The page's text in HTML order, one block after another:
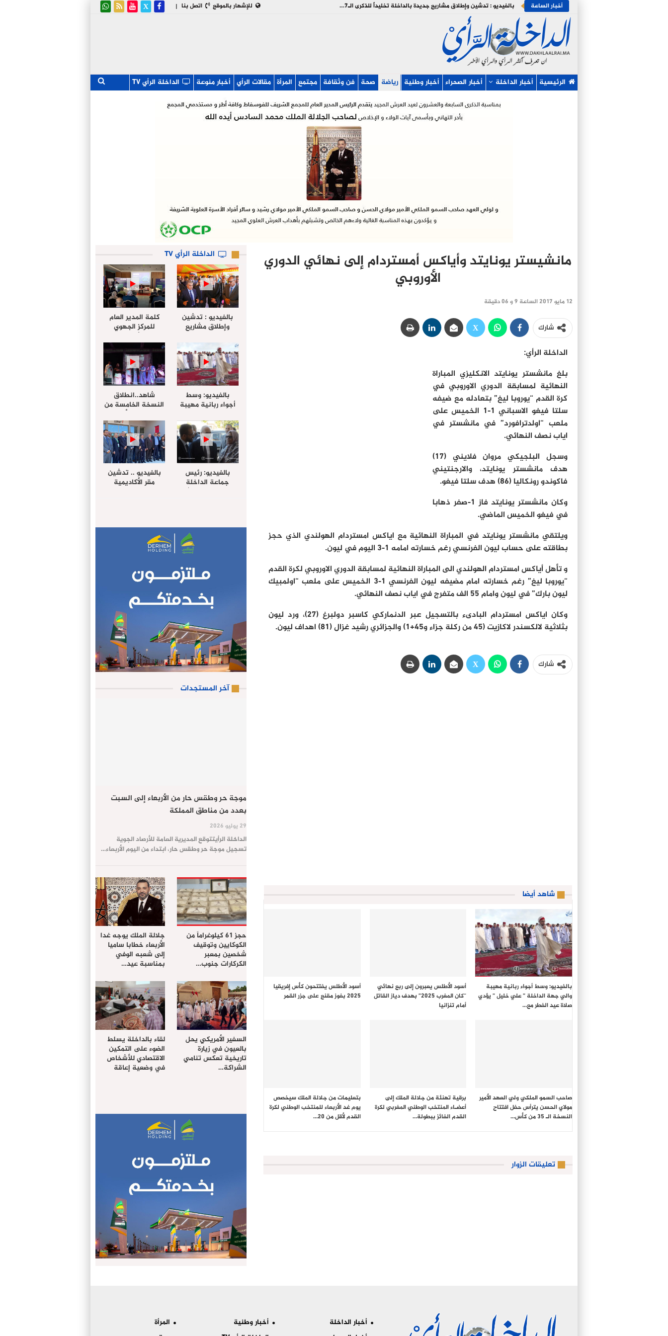
| اتصل بنا للإشهار بالموقع أخبار الساعة بالفيديو : تدشين وإطلاق مشاريع جديدة بالداخلة تخليداً للذكرى الـ27 لعيد العرش
الرئيسية أخبار الداخلة أخبار الصحراء أخبار وطنية رياضة صحة فن وثقافة مجتمع المرأة مقالات الرأي أخبار منوعة الداخلة الرأي TV
مانشيستر يونايتد وأياكس أمستردام إلى نهائي الدوري
الأوروبي
12 مايو 2017 الساعة 9 و 06 دقيقة
شارك
الداخلة الرأي:
بلغ مانشستر يونايتد الانكليزي المباراة
النهائية لمسابقة الدوري الاوروبي في
كرة القدم “يوروبا ليغ” بتعادله مع ضيفه
سلتا فيغو الاسباني 1-1 الخميس على
ملعب “اولدترافورد” في مانشستر في
اياب نصف النهائي.
وسجل البلجيكي مروان فلايني (17)
هدف مانشستر يونايتد، والارجنتيني
فاكوندو رونكاليا (86) هدف سلتا فيغو.
وكان مانشستر يونايتد فاز 1-صفر ذهابا
في فيغو الخميس الماضي.
ويلتقي مانشستر يونايتد في المباراة النهائية مع اياكس امستردام الهولندي الذي حجز
بطاقته على حساب ليون الفرنسي رغم خسارته امامه 1-3 اليوم في ليون.
و تأهل أياكس امستردام الهولندي الى المباراة النهائية لمسابقة الدوري الاوروبي لكرة القدم
“يوروبا ليغ” رغم خسارته امام مضيفه ليون الفرنسي 1-3 الخميس على ملعب “اولمبيك
ليون بارك” في ليون وامام 55 الف متفرج في اياب نصف النهائي.
وكان اياكس امستردام البادىء بالتسجيل عبر الدنماركي كاسبر دولبرغ (27)، ورد ليون
بثلاثية لالكسندر لاكازيت (45 من ركلة جزاء و45+1) والجزائري رشيد غزال (81) اهداف ليون.
شارك
شاهد أيضا
بالفيديو: وسط أجواء ربانية مهيبة
والي جهة الداخلة ” علي خليل ” يؤدي
صلاة عيد الفطر مع…
أسود الأطلس يعبرون إلى ربع نهائي
“كان المغرب 2025” بهدف دياز القاتل
أمام تنزانيا
أسود الأطلس يفتتحون كأس إفريقيا
2025 بفوز مقنع على جزر القمر
صاحب السمو الملكي ولي العهد الأمير
مولاي الحسن يترأس حفل افتتاح
النسخة الـ 35 من كأس…
برقية تهنئة من جلالة الملك إلى
أعضـاء المنتخب الوطني المغربي لكرة
القدم الفائز ببطولة…
بتعليمات من جلالة الملك سيخصص
يوم غد الأربعاء للمنتخب الوطني لكرة
القدم لأقل من 20…
تعليقات الزوار
الداخلة الرأي TV
بالفيديو : تدشين
وإطلاق مشاريع
لعيد العرش
كلمة المدير العام
للمركز الجهوي
للإستثمار خلال
أشغال لإجتماع
التقييمي للجنة
الجهوية الموحد
لإستثمار بجهة
الداخلة…
بالفيديو: وسط
أجواء ربانية مهيبة
علي خليل ” يؤدي
صلاة عيد الفطر مع
جموع المصلين
شاهد..انطلاق
النسخة الخامسة من
مهرجان “الأمداح
النبوية” المنظم من
طرف مجلس جهة
الداخلة وادي الذهب
بالفيديو: رئيس
جماعة الداخلة
الراغب حرمة الله
الامريكية
بالفيديو .. تدشين
مقر الأكاديمية
آخر المستجدات
موجة حر وطقس حار من الأربعاء إلى السبت
بعدد من مناطق المملكة
29 يوليو 2026
الداخلة الرأيتتوقع المديرية العامة للأرصاد الجوية
تسجيل موجة حر وطقس حار، ابتداء من اليوم الأربعاء…
حجز 61 كيلوغراماً من
الكوكايين وتوقيف
شخصين بمعبر
الكركارات جنوب…
جلالة الملك يوجه غدا
الأربعاء خطابا ساميا
إلى شعبه الوفي
بمناسبة عيد…
السفير الأمريكي يحل
بالعيون في زيارة
تاريخية تعكس تنامي
الشراكة…
لقاء بالداخلة يسلط
الضوء على التمكين
الاقتصادي للأشخاص
في وضعية إعاقة
أخبار الداخلة
أخبار وطنية
المرأة